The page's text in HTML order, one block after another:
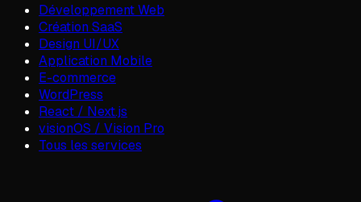
Développement Web
Création SaaS
Design UI/UX
Application Mobile
E-commerce
WordPress
React / Next.js
visionOS / Vision Pro
Tous les services